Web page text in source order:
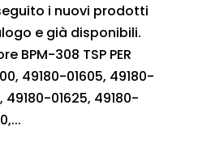
i nuovi prodotti
e già disponibili.
BPM-308 TSP PER
49180-01605, 49180-
49180-01625, 49180-